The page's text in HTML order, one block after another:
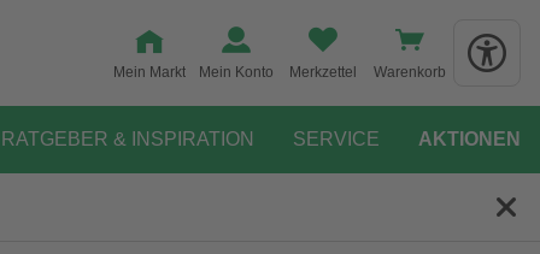
Mein Markt Mein Konto Merkzettel Warenkorb
RATGEBER & INSPIRATION SERVICE AKTIONEN